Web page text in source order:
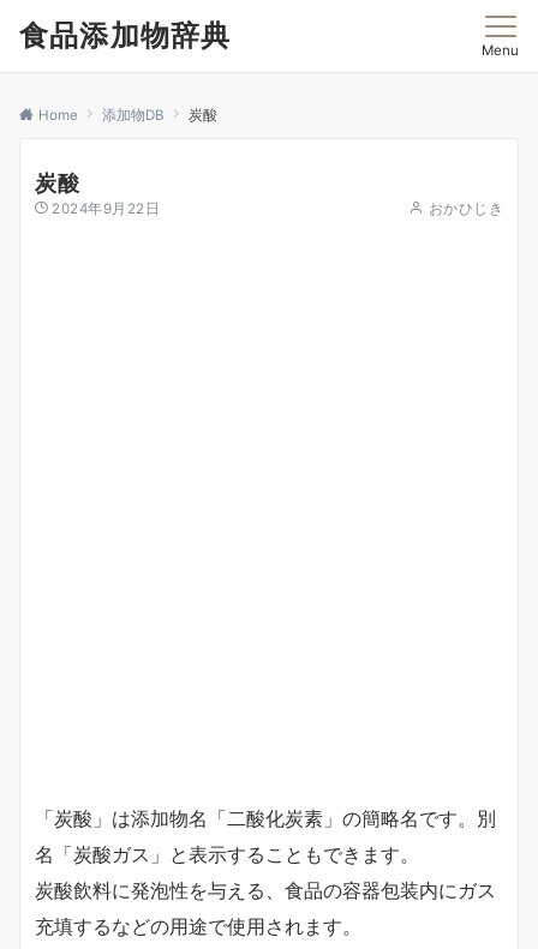
食品添加物辞典 Menu
Home 添加物DB 炭酸
炭酸
2024年9月22日 おかひじき
「炭酸」は添加物名「二酸化炭素」の簡略名です。別
名「炭酸ガス」と表示することもできます。
炭酸飲料に発泡性を与える、食品の容器包装内にガス
充填するなどの用途で使用されます。